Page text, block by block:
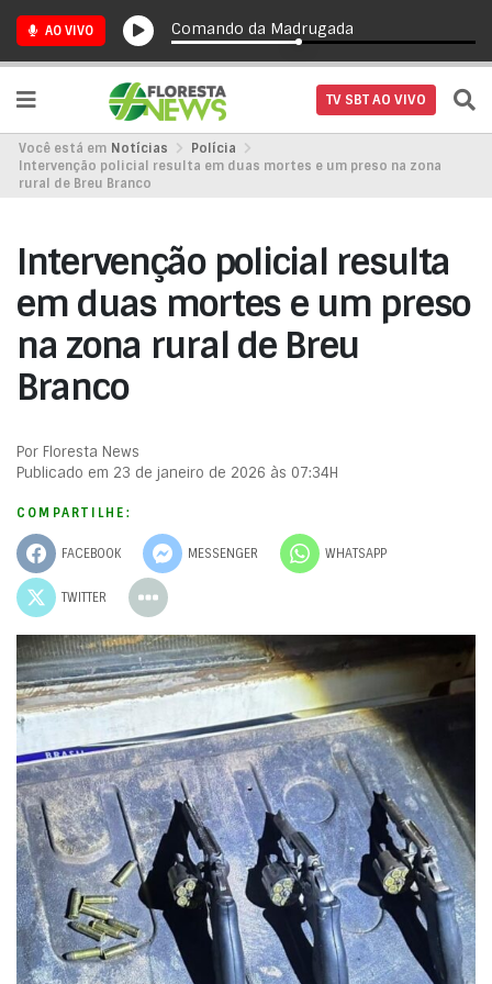
AO VIVO Comando da Madrugada
TV SBT AO VIVO
Você está em Notícias
Polícia
Intervenção policial resulta em duas mortes e um preso na zona
rural de Breu Branco
Intervenção policial resulta
em duas mortes e um preso
na zona rural de Breu
Branco
Por Floresta News
Publicado em 23 de janeiro de 2026 às 07:34H
COMPARTILHE:
FACEBOOK MESSENGER WHATSAPP
TWITTER